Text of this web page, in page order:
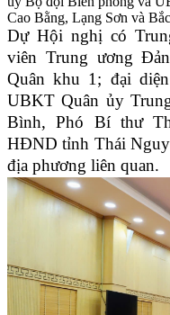
Cao Bằng, Lạng Sơn và
Dự Hội nghị có
viên Trung ương
Quân khu 1; đại
UBKT Quân ủy
Bình, Phó Bí thư
HĐND tỉnh Thái
địa phương liên quan.